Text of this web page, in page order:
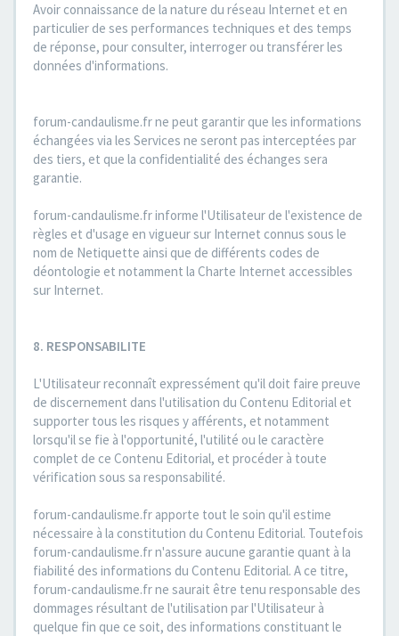
Avoir connaissance de la nature du réseau Internet et en
particulier de ses performances techniques et des temps
de réponse, pour consulter, interroger ou transférer les
données d'informations.
forum-candaulisme.fr ne peut garantir que les informations
échangées via les Services ne seront pas interceptées par
des tiers, et que la confidentialité des échanges sera
garantie.
forum-candaulisme.fr informe l'Utilisateur de l'existence de
règles et d'usage en vigueur sur Internet connus sous le
nom de Netiquette ainsi que de différents codes de
déontologie et notamment la Charte Internet accessibles
sur Internet.
8. RESPONSABILITE
L'Utilisateur reconnaît expressément qu'il doit faire preuve
de discernement dans l'utilisation du Contenu Editorial et
supporter tous les risques y afférents, et notamment
lorsqu'il se fie à l'opportunité, l'utilité ou le caractère
complet de ce Contenu Editorial, et procéder à toute
vérification sous sa responsabilité.
forum-candaulisme.fr apporte tout le soin qu'il estime
nécessaire à la constitution du Contenu Editorial. Toutefois
forum-candaulisme.fr n'assure aucune garantie quant à la
fiabilité des informations du Contenu Editorial. A ce titre,
forum-candaulisme.fr ne saurait être tenu responsable des
dommages résultant de l'utilisation par l'Utilisateur à
quelque fin que ce soit, des informations constituant le